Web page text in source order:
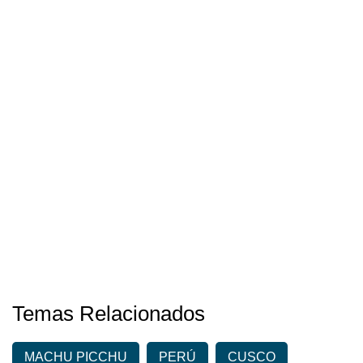
Temas Relacionados
MACHU PICCHU PERÚ CUSCO